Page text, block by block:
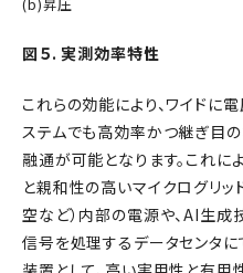
(b)昇圧
図５. 実測効率特性
これらの効能により、ワイドに
ステムでも高効率かつ継ぎ目
融通が可能となります。これに
と親和性の高いマイクログリッ
空など）内部の電源や、AI生
信号を処理するデータセンタ